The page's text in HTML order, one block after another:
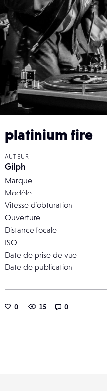
platinium fire
AUTEUR
Gilph
Marque
Modèle
Vitesse d’obturation
Ouverture
Distance focale
ISO
Date de prise de vue
Date de publication
0 15 0